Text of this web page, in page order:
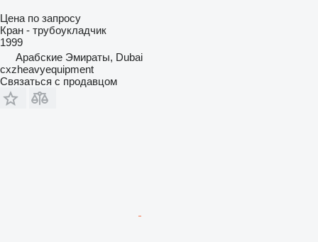
Цена по запросу
Кран - трубоукладчик
1999
Арабские Эмираты, Dubai
cxzheavyequipment
Связаться с продавцом